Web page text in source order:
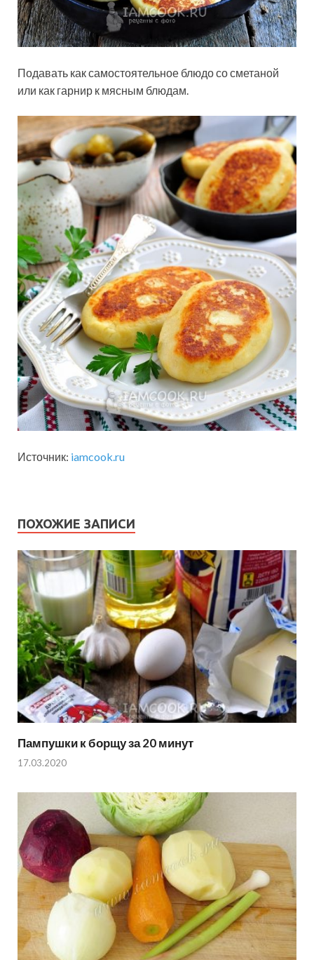
Подавать как самостоятельное блюдо со сметаной
или как гарнир к мясным блюдам.
Источник: iamcook.ru
ПОХОЖИЕ ЗАПИСИ
Пампушки к борщу за 20 минут
17.03.2020